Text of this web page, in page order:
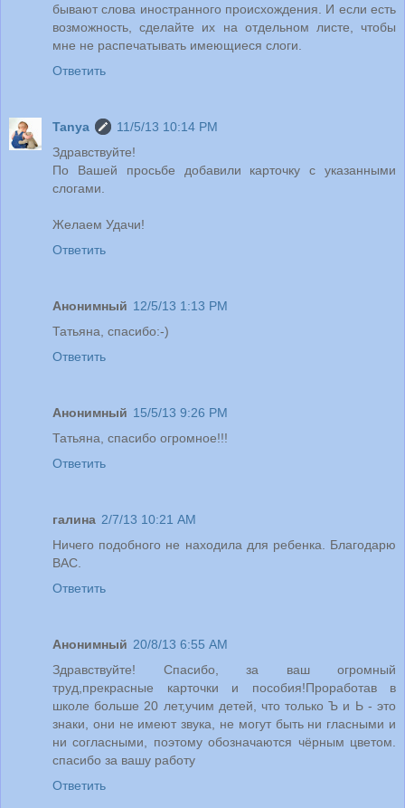
бывают слова иностранного происхождения. И если есть
возможность, сделайте их на отдельном листе, чтобы
мне не распечатывать имеющиеся слоги.
Ответить
Tanya
11/5/13 10:14 PM
Здравствуйте!
По Вашей просьбе добавили карточку с указанными
слогами.
Желаем Удачи!
Ответить
Анонимный 12/5/13 1:13 PM
Татьяна, спасибо:-)
Ответить
Анонимный 15/5/13 9:26 PM
Татьяна, спасибо огромное!!!
Ответить
галина 2/7/13 10:21 AM
Ничего подобного не находила для ребенка. Благодарю
ВАС.
Ответить
Анонимный 20/8/13 6:55 AM
Здравствуйте! Спасибо, за ваш огромный
труд,прекрасные карточки и пособия!Проработав в
школе больше 20 лет,учим детей, что только Ъ и Ь - это
знаки, они не имеют звука, не могут быть ни гласными и
ни согласными, поэтому обозначаются чёрным цветом.
спасибо за вашу работу
Ответить